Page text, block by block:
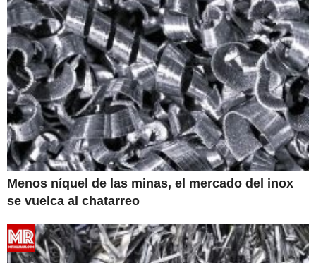
Menos níquel de las minas, el mercado del inox
se vuelca al chatarreo